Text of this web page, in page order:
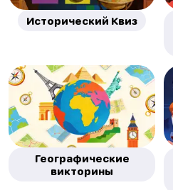
Исторический Квиз
Географические
викторины